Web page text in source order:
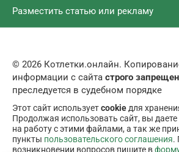
Разместить статью или рекламу
© 2026 Котлетки.онлайн.
информации с сайта строго
преследуется в судебном порядке
Этот сайт используетcookieдля
Продолжая использовать сайт, вы даете
на работу с этими файлами, а так же
пункты пользовательского соглашения.
возникновении вопросов пишите в